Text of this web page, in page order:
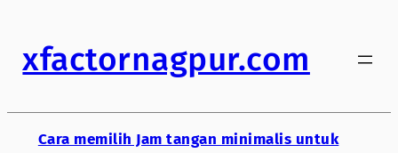
content
xfactornagpur.com
Cara memilih Jam tangan minimalis untuk